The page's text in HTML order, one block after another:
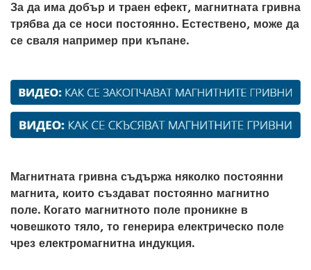
За да има добър и траен ефект, магнитната гривна
трябва да се носи постоянно. Естествено, може да
се сваля например при къпане.
Магнитната гривна съдържа няколко постоянни
магнита, които създават постоянно магнитно
поле. Когато магнитното поле проникне в
човешкото тяло, то генерира електрическо поле
чрез електромагнитна индукция.